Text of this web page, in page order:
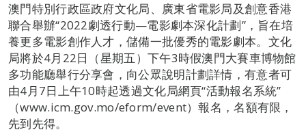
澳門特別行政區政府文化局、廣東省電影局及創意香港
聯合舉辦“2022劇透行動—電影劇本深化計劃”，旨在培
養更多電影創作人才，儲備一批優秀的電影劇本。文化
局將於4月22日（星期五）下午3時假澳門大賽車博物館
多功能廳舉行分享會，向公眾說明計劃詳情，有意者可
由4月7日上午10時起透過文化局網頁“活動報名系統”
（www.icm.gov.mo/eform/event）報名，名額有限，
先到先得。